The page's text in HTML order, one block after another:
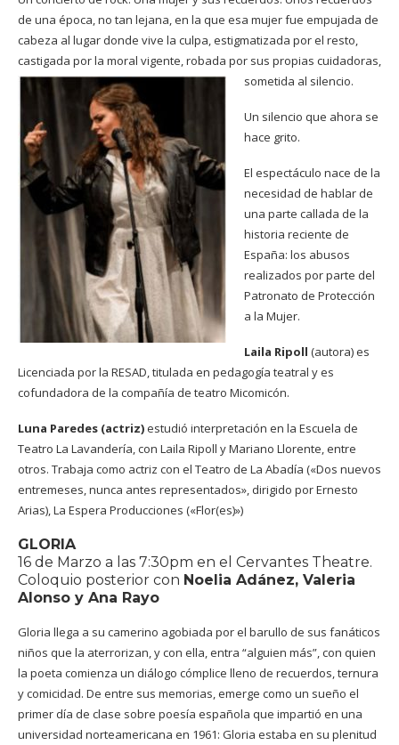
de una época, no tan lejana, en la que esa mujer fue empujada de
cabeza al lugar donde vive la culpa, estigmatizada por el resto,
castigada por la moral vigente, robada por sus propias cuidadoras,
sometida al silencio.
Un silencio que ahora se
hace grito.
El espectáculo nace de la
necesidad de hablar de
una parte callada de la
historia reciente de
España: los abusos
realizados por parte del
Patronato de Protección
a la Mujer.
Laila Ripoll (autora) es
Licenciada por la RESAD, titulada en pedagogía teatral y es
cofundadora de la compañía de teatro Micomicón.
Luna Paredes (actriz)estudió interpretación en la Escuela de
Teatro La Lavandería, con Laila Ripoll y Mariano Llorente, entre
otros. Trabaja como actriz con el Teatro de La Abadía («Dos nuevos
entremeses, nunca antes representados», dirigido por Ernesto
Arias), La Espera Producciones («Flor(es)»)
GLORIA
16 de Marzo a las 7:30pm en el Cervantes Theatre.
Coloquio posterior con Noelia Adánez, Valeria
Alonso y Ana Rayo
Gloria llega a su camerino agobiada por el barullo de sus fanáticos
niños que la aterrorizan, y con ella, entra “alguien más”, con quien
la poeta comienza un diálogo cómplice lleno de recuerdos, ternura
y comicidad. De entre sus memorias, emerge como un sueño el
primer día de clase sobre poesía española que impartió en una
universidad norteamericana en 1961: Gloria estaba en su plenitud